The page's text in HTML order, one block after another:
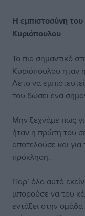
Η εμπιστοσύνη
Κυριόπουλου
Το πιο σημαντικό
Κυριόπουλου ήταν
Λέτο να
του δώσει ένα
Μην ξεχνάμε πως
ήταν η πρώτη του
αποτελούσε και για
πρόκληση.
Παρ’ όλα αυτά
μπορούσε να του
εντάξει στην ομάδα